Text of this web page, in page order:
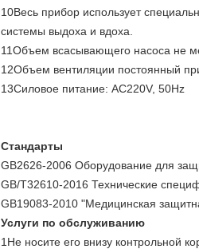
10Весь прибор использует
системы выдоха и вдоха.
11Объем всасывающего насоса не
12Объем вентиляции постоянный
13Силовое питание: AC220V, 50Hz
Стандарты
GB2626-2006 Оборудование для
GB/T32610-2016 Технические
GB19083-2010 "Медицинская
Услуги по обслуживанию
1Не носите его внизу контрольной